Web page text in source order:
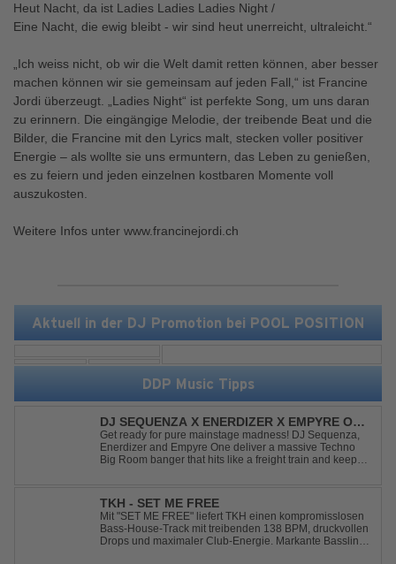
Aktuell in der DJ Promotion bei POOL POSITION
DDP Music Tipps
DJ SEQUENZA X ENERDIZER X EMPYRE ONE
- UNTIL THE MORNING LIGHT
Get ready for pure mainstage madness! DJ Sequenza,
Enerdizer and Empyre One deliver a massive Techno
Big Room banger that hits like a freight train and keeps
and an unstoppable festival...
TKH - SET ME FREE
Mit "SET ME FREE" liefert TKH einen kompromisslosen
Bass-House-Track mit treibenden 138 BPM, druckvollen
Drops und maximaler Club-Energie. Markante Basslines
Heut Nacht, da ist Ladies Ladies Ladies Night /
Eine Nacht, die ewig bleibt - wir sind heut unerreicht, ultraleicht.“
„Ich weiss nicht, ob wir die Welt damit retten können, aber besser
machen können wir sie gemeinsam auf jeden Fall,“ ist Francine
Jordi überzeugt. „Ladies Night“ ist perfekte Song, um uns daran
zu erinnern. Die eingängige Melodie, der treibende Beat und die
Bilder, die Francine mit den Lyrics malt, stecken voller positiver
Energie – als wollte sie uns ermuntern, das Leben zu genießen,
es zu feiern und jeden einzelnen kostbaren Momente voll
auszukosten.
Weitere Infos unter www.francinejordi.ch